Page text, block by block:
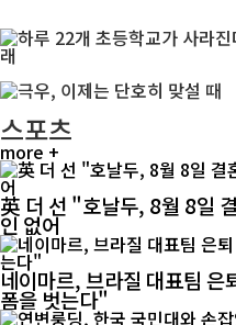
스포츠
more +
英 더 선 "호날두, 8월 8일
인 없어
네이마르, 브라질 대표팀
폼을 벗는다"